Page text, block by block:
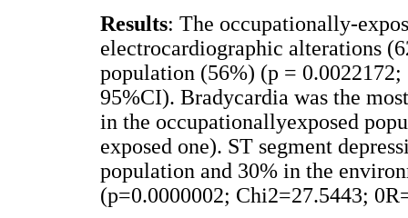
Results: The occupationally-
electrocardiographic alterations
population (56%) (p =
95%CI). Bradycardia was the
in the occupationallyexposed
exposed one). ST segment
population and 30% in the
(p=0.0000002; Chi2=27.5443;